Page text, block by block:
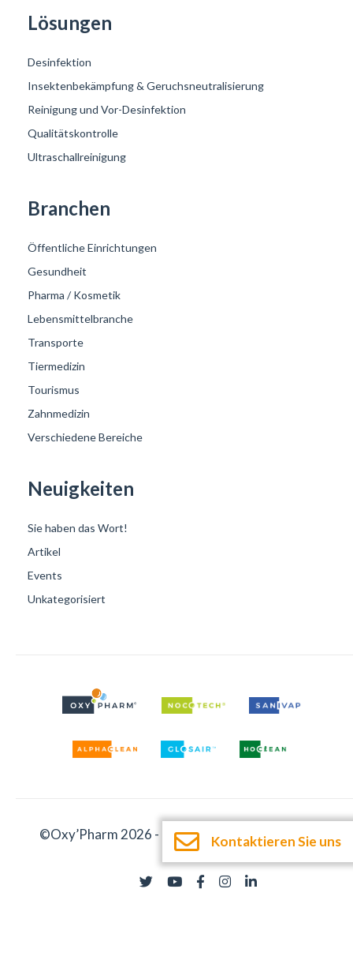
Lösungen
Desinfektion
Insektenbekämpfung & Geruchsneutralisierung
Reinigung und Vor-Desinfektion
Qualitätskontrolle
Ultraschallreinigung
Branchen
Öffentliche Einrichtungen
Gesundheit
Pharma / Kosmetik
Lebensmittelbranche
Transporte
Tiermedizin
Tourismus
Zahnmedizin
Verschiedene Bereiche
Neuigkeiten
Sie haben das Wort!
Artikel
Events
Unkategorisiert
©Oxy’Pharm 2026 - Impressum Dokumentation
Kontaktieren Sie uns